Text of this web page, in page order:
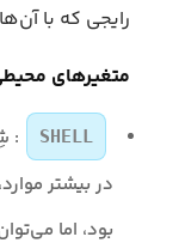
رایجی که با
متغیرهای
SHELL
:
بود، اما